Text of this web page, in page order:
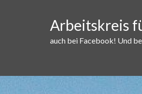
Arbeitskreis
auch bei Facebook! Und